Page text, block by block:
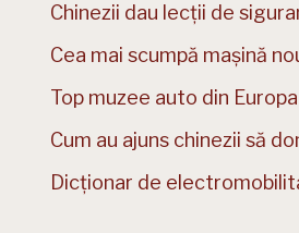
Chinezii dau lecții de
Cea mai scumpă mașină
Top muzee auto din Europa
Cum au ajuns chinezii să
Dicționar de